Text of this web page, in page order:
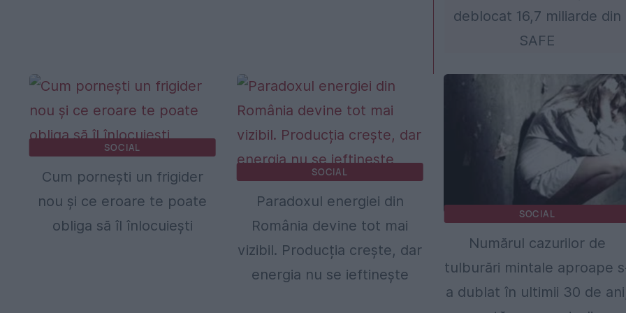
deblocat 16,7 miliarde din
SAFE
SOCIAL
Cum pornești un frigider
nou și ce eroare te poate
obliga să îl înlocuiești
SOCIAL
Paradoxul energiei din
România devine tot mai
vizibil. Producția crește, dar
energia nu se ieftinește
SOCIAL
Numărul cazurilor de
tulburări mintale aproape
a dublat în ultimii 30 de